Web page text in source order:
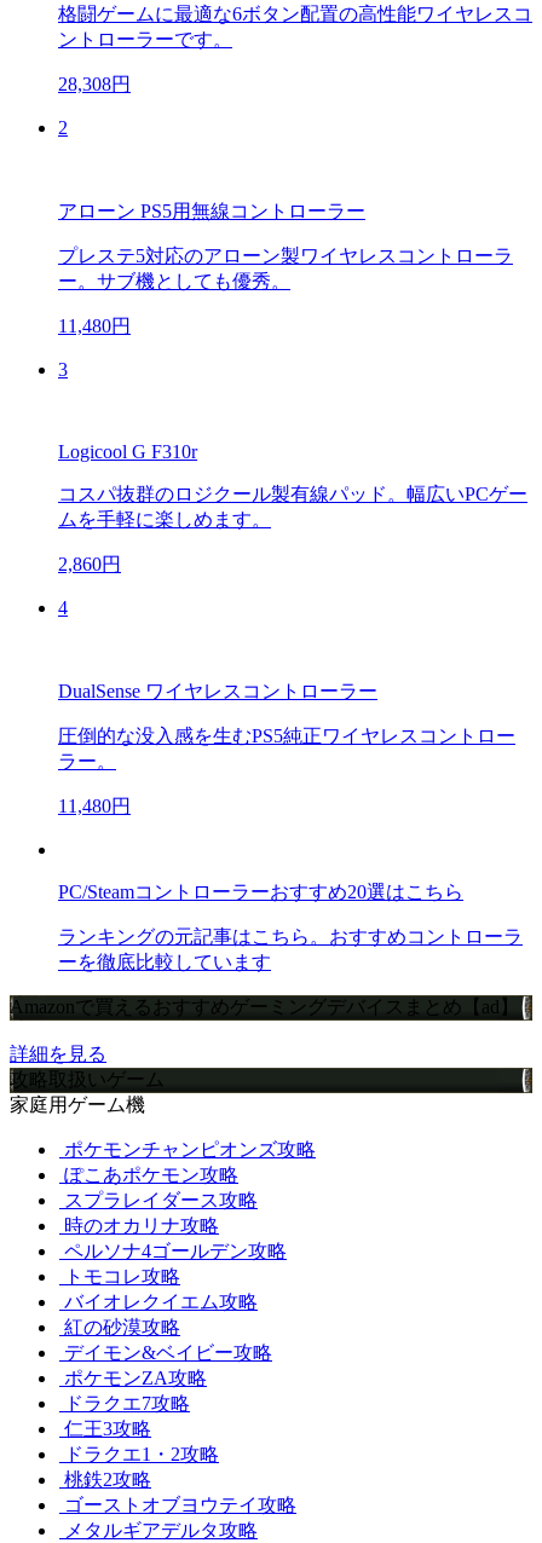
格闘ゲームに最適な6ボタン配置の高性能ワイヤレスコ
ントローラーです。
28,308円
2
アローン PS5用無線コントローラー
プレステ5対応のアローン製ワイヤレスコントローラ
ー。サブ機としても優秀。
11,480円
3
Logicool G F310r
コスパ抜群のロジクール製有線パッド。幅広いPCゲー
ムを手軽に楽しめます。
2,860円
4
DualSense ワイヤレスコントローラー
圧倒的な没入感を生むPS5純正ワイヤレスコントロー
ラー。
11,480円
PC/Steamコントローラーおすすめ20選はこちら
ランキングの元記事はこちら。おすすめコントローラ
ーを徹底比較しています
Amazonで買えるおすすめゲーミングデバイスまとめ【ad】
詳細を見る
攻略取扱いゲーム
家庭用ゲーム機
ポケモンチャンピオンズ攻略
ぽこあポケモン攻略
スプラレイダース攻略
時のオカリナ攻略
ペルソナ4ゴールデン攻略
トモコレ攻略
バイオレクイエム攻略
紅の砂漠攻略
デイモン&ベイビー攻略
ポケモンZA攻略
ドラクエ7攻略
仁王3攻略
ドラクエ1・2攻略
桃鉄2攻略
ゴーストオブヨウテイ攻略
メタルギアデルタ攻略